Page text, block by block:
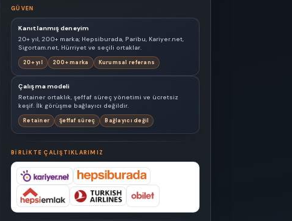
GÜVEN
Kanıtlanmış deneyim
20+ yıl, 200+ marka; Hepsiburada, Paribu, Kariyer.net,
Sigortam.net, Hürriyet ve seçili ortaklar.
20+ yıl 200+ marka Kurumsal referans
Çalışma modeli
Retainer ortaklık, şeffaf süreç yönetimi ve ücretsiz
keşif. İlk görüşme bağlayıcı değildir.
Retainer Şeffaf süreç Bağlayıcı değil
BIRLIKTE ÇALIŞTIKLARIMIZ